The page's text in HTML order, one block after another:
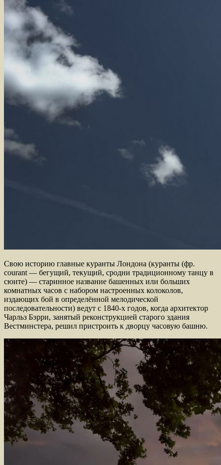
Свою историю главные куранты Лондона (куранты (фр.
courant — бегущий, текущий, сродни традиционному танцу в
сюите) — старинное название башенных или больших
комнатных часов с набором настроенных колоколов,
издающих бой в определённой мелодической
последовательности) ведут с 1840-х годов, когда архитектор
Чарльз Бэрри, занятый реконструкцией старого здания
Вестминстера, решил пристроить к дворцу часовую башню.